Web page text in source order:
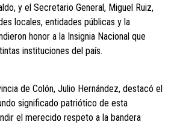
y el Secretario General, Miguel Ruiz,
locales, entidades públicas y la
honor a la Insignia Nacional que
instituciones del país.
de Colón, Julio Hernández, destacó el
significado patriótico de esta
el merecido respeto a la bandera